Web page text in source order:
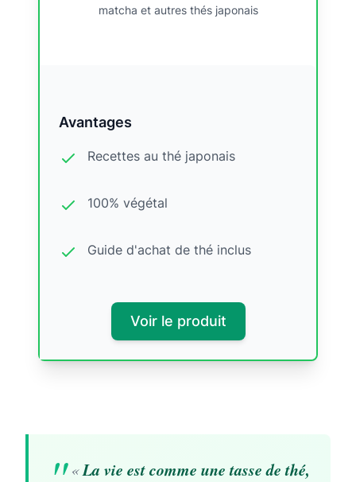
matcha et autres thés japonais
Avantages
Recettes au thé japonais
100% végétal
Guide d'achat de thé inclus
Voir le produit
«La vie est comme une tasse de thé,